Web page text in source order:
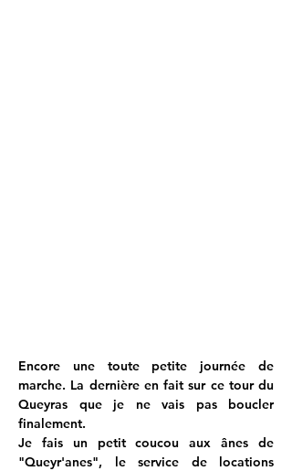
Encore une toute petite journée de
marche. La dernière en fait sur ce tour du
Queyras que je ne vais pas boucler
finalement.
Je fais un petit coucou aux ânes de
"Queyr'anes", le service de locations